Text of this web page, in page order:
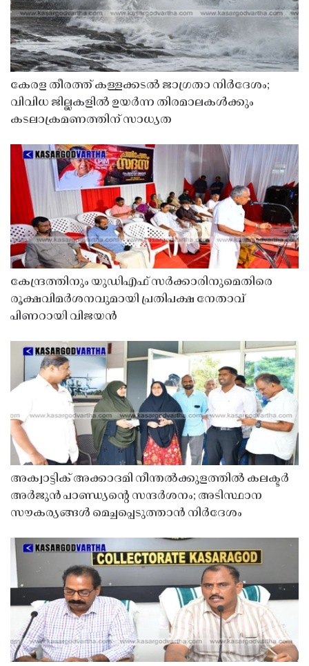
കേരള തീരത്ത് കള്ളക്കടൽ ജാഗ്രതാ നിർദേശം;
വിവിധ ജില്ലകളിൽ ഉയർന്ന തിരമാലകൾക്കും
കടലാക്രമണത്തിന് സാധ്യത
കേന്ദ്രത്തിനും യുഡിഎഫ് സർക്കാരിനുമെതിരെ
രൂക്ഷവിമർശനവുമായി പ്രതിപക്ഷ നേതാവ്
പിണറായി വിജയൻ
അക്വാട്ടിക് അക്കാദമി നീന്തൽക്കുളത്തിൽ കലക്ടർ
അർജുൻ പാണ്ഡ്യൻ്റെ സന്ദർശനം; അടിസ്ഥാന
സൗകര്യങ്ങൾ മെച്ചപ്പെടുത്താൻ നിർദേശം